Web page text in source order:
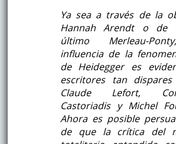
Ya sea a través de la
Hannah Arendt o de
último Merleau-
influencia de la
de Heidegger es
escritores tan
Claude Lefort,
Castoriadis y Michel
Ahora es posible
de que la crítica del